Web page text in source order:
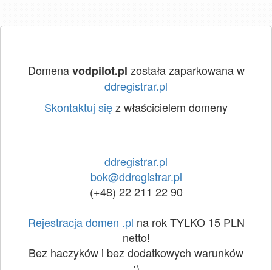
Domenavodpilot.pl została zaparkowana w
ddregistrar.pl
Skontaktuj sięz właścicielem domeny
ddregistrar.pl
bok@ddregistrar.pl
(+48) 22 211 22 90
Rejestracja domen .pl na rok TYLKO 15 PLN
netto!
Bez haczyków i bez dodatkowych warunków